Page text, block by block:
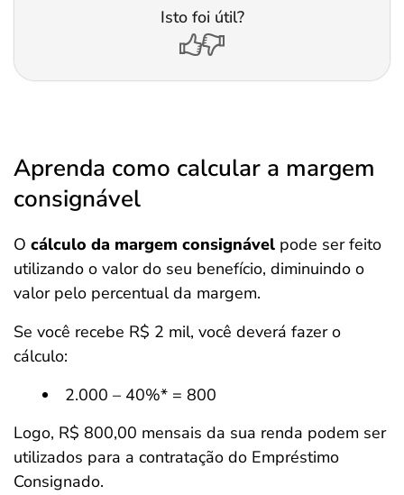
Isto foi útil?
Aprenda como calcular a margem
consignável
O cálculo da margem consignável pode ser feito
utilizando o valor do seu benefício, diminuindo o
valor pelo percentual da margem.
Se você recebe R$ 2 mil, você deverá fazer o
cálculo:
2.000 – 40%* = 800
Logo, R$ 800,00 mensais da sua renda podem ser
utilizados para a contratação do Empréstimo
Consignado.